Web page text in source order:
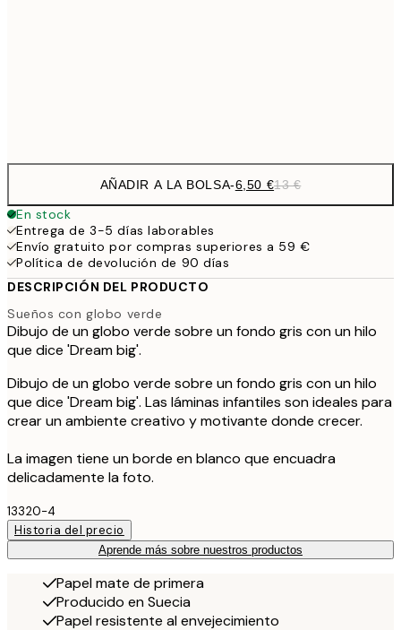
AÑADIR A LA BOLSA-6,50 €13 €
En stock
Entrega de 3-5 días laborables
Envío gratuito por compras superiores a 59 €
Política de devolución de 90 días
DESCRIPCIÓN DEL PRODUCTO
Sueños con globo verde
Dibujo de un globo verde sobre un fondo gris con un hilo
que dice 'Dream big'.
Dibujo de un globo verde sobre un fondo gris con un hilo
que dice 'Dream big'. Las láminas infantiles son ideales para
crear un ambiente creativo y motivante donde crecer.
La imagen tiene un borde en blanco que encuadra
delicadamente la foto.
13320-4
Historia del precio
Aprende más sobre nuestros productos
Papel mate de primera
Producido en Suecia
Papel resistente al envejecimiento